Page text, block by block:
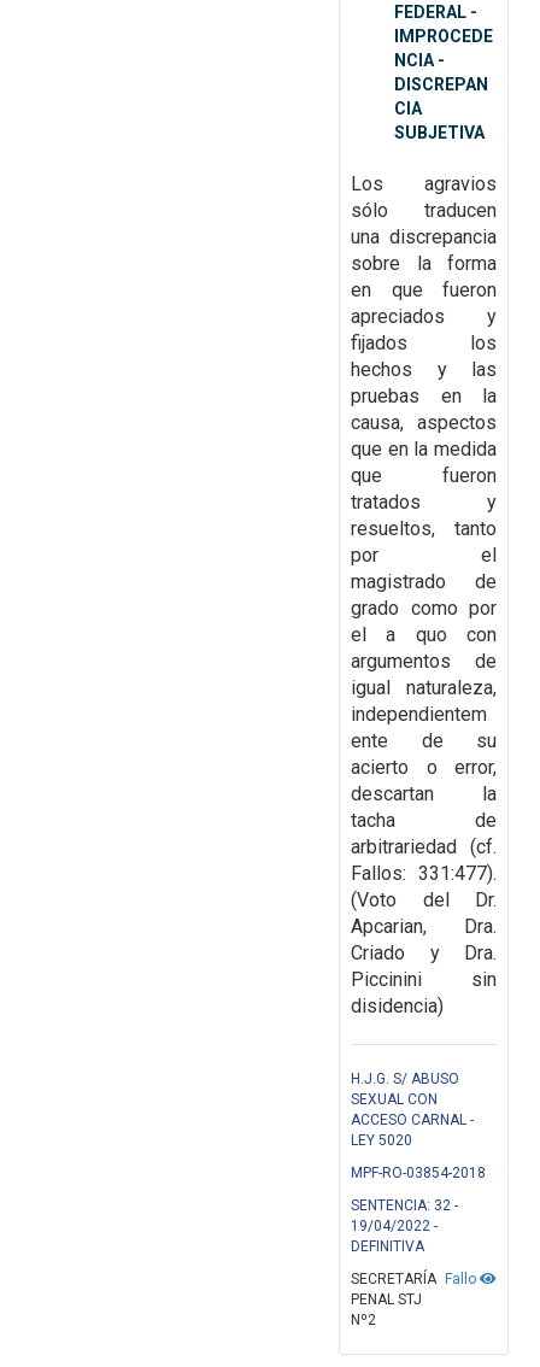
FEDERAL -
IMPROCEDE
NCIA -
DISCREPAN
CIA
SUBJETIVA
Los agravios
sólo traducen
una discrepancia
sobre la forma
en que fueron
apreciados y
fijados los
hechos y las
pruebas en la
causa, aspectos
que en la medida
que fueron
tratados y
resueltos, tanto
por el
magistrado de
grado como por
el a quo con
argumentos de
igual naturaleza,
independientem
ente de su
acierto o error,
descartan la
tacha de
arbitrariedad (cf.
Fallos: 331:477).
(Voto del Dr.
Apcarian, Dra.
Criado y Dra.
Piccinini sin
disidencia)
H.J.G. S/ ABUSO
SEXUAL CON
ACCESO CARNAL -
LEY 5020
MPF-RO-03854-2018
SENTENCIA: 32 -
19/04/2022 -
DEFINITIVA
Fallo
SECRETARÍA
PENAL STJ
Nº2